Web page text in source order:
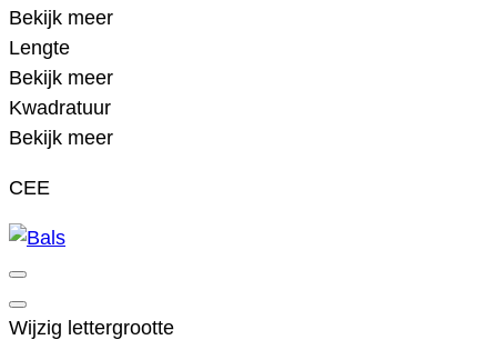
Bekijk meer
Lengte
Bekijk meer
Kwadratuur
Bekijk meer
CEE
Wijzig lettergrootte